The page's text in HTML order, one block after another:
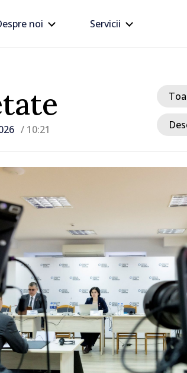
noi Servicii
/ 10:21
METEO // Sâmbătă cu
duminică cu soare: până
grade în weekend